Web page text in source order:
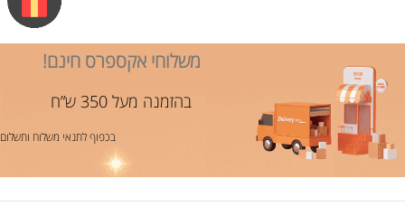
משלוחי אקספרס חינם!
בהזמנה מעל 350 ש”ח
בכפוף לתנאי משלוח ותשלום